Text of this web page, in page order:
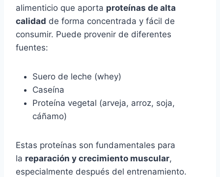
alimenticio que aporta proteínas de alta
calidad de forma concentrada y fácil de
consumir. Puede provenir de diferentes
fuentes:
Suero de leche (whey)
Caseína
Proteína vegetal (arveja, arroz, soja,
cáñamo)
Estas proteínas son fundamentales para
la reparación y crecimiento muscular,
especialmente después del entrenamiento.